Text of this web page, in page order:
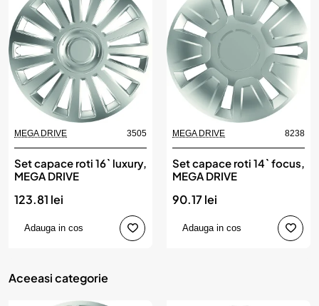
MEGA DRIVE 3505
Set capace roti 16` luxury,
MEGA DRIVE
123.81 lei
Adauga in cos
MEGA DRIVE 8238
Set capace roti 14` focus,
MEGA DRIVE
90.17 lei
Adauga in cos
Aceeasi categorie